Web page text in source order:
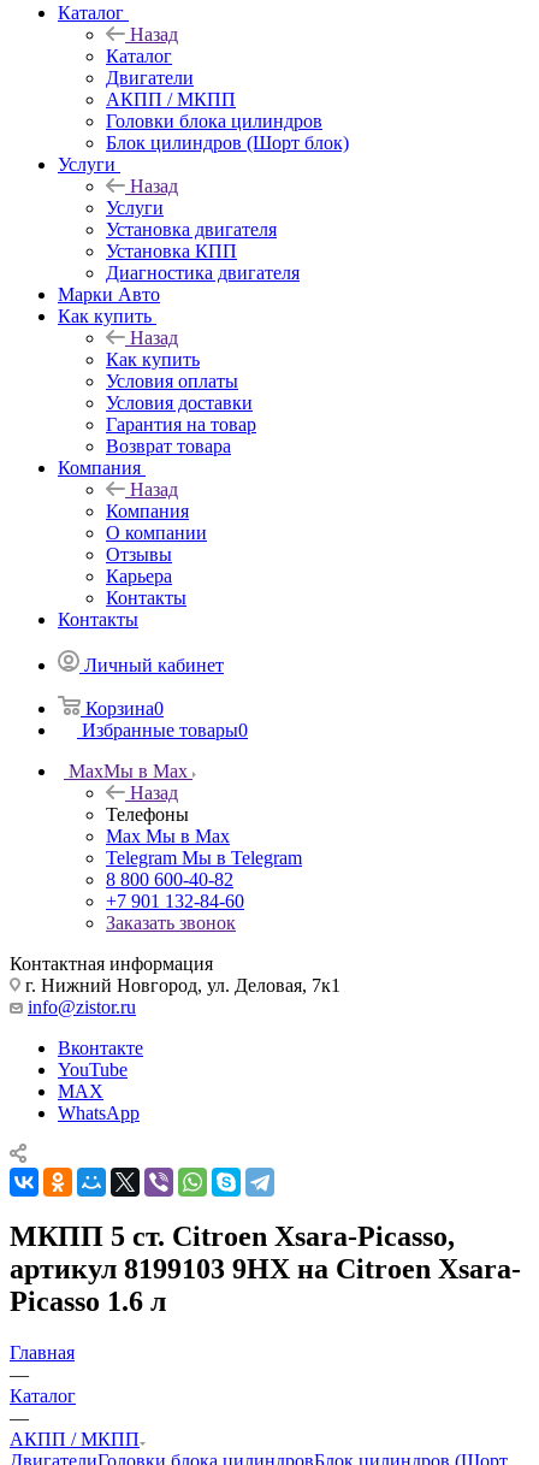
Каталог
Назад
Каталог
Двигатели
АКПП / МКПП
Головки блока цилиндров
Блок цилиндров (Шорт блок)
Услуги
Назад
Услуги
Установка двигателя
Установка КПП
Диагностика двигателя
Марки Авто
Как купить
Назад
Как купить
Условия оплаты
Условия доставки
Гарантия на товар
Возврат товара
Компания
Назад
Компания
О компании
Отзывы
Карьера
Контакты
Контакты
Личный кабинет
Корзина0
Избранные товары0
MaxМы в Max
Назад
Телефоны
Max Мы в Max
Telegram Мы в Telegram
8 800 600-40-82
+7 901 132-84-60
Заказать звонок
Контактная информация
г. Нижний Новгород, ул. Деловая, 7к1
info@zistor.ru
Вконтакте
YouTube
MAX
WhatsApp
МКПП 5 ст. Citroen Xsara-Picasso,
артикул 8199103 9HX на Citroen Xsara-
Picasso 1.6 л
Главная
—
Каталог
—
АКПП / МКПП
ДвигателиГоловки блока цилиндровБлок цилиндров (Шорт